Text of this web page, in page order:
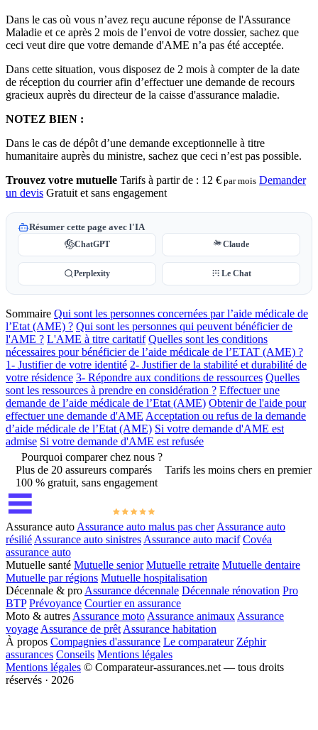
Dans le cas où vous n’avez reçu aucune réponse de l'Assurance
Maladie et ce après 2 mois de l’envoi de votre dossier, sachez que
ceci veut dire que votre demande d'AME n’a pas été acceptée.
Dans cette situation, vous disposez de 2 mois à compter de la date
de réception du courrier afin d’effectuer une demande de recours
gracieux auprès du directeur de la caisse d'assurance maladie.
NOTEZ BIEN :
Dans le cas de dépôt d’une demande exceptionnelle à titre
humanitaire auprès du ministre, sachez que ceci n’est pas possible.
Trouvez votre mutuelle Tarifs à partir de : 12 € par mois Demander
un devis Gratuit et sans engagement
Résumer cette page avec l'IA
ChatGPT Claude
Perplexity Le Chat
Sommaire Qui sont les personnes concernées par l’aide médicale de
l’Etat (AME) ? Qui sont les personnes qui peuvent bénéficier de
l'AME ? L'AME à titre caritatif Quelles sont les conditions
nécessaires pour bénéficier de l’aide médicale de l’ETAT (AME) ?
1- Justifier de votre identité 2- Justifier de la stabilité et durabilité de
votre résidence 3- Répondre aux conditions de ressources Quelles
sont les ressources à prendre en considération ? Effectuer une
demande de l’aide médicale de l’Etat (AME) Obtenir de l'aide pour
effectuer une demande d'AME Acceptation ou refus de la demande
d’aide médicale de l’Etat (AME) Si votre demande d'AME est
admise Si votre demande d'AME est refusée
Pourquoi comparer chez nous ?
Plus de 20 assureurs comparés
Tarifs les moins chers en premier
100 % gratuit, sans engagement
Assurance auto Assurance auto malus pas cher Assurance auto
résilié Assurance auto sinistres Assurance auto macif Covéa
assurance auto
Mutuelle santé Mutuelle senior Mutuelle retraite Mutuelle dentaire
Mutuelle par régions Mutuelle hospitalisation
Décennale & pro Assurance décennale Décennale rénovation Pro
BTP Prévoyance Courtier en assurance
Moto & autres Assurance moto Assurance animaux Assurance
voyage Assurance de prêt Assurance habitation
À propos Compagnies d'assurance Le comparateur Zéphir
assurances Conseils Mentions légales
Mentions légales © Comparateur-assurances.net — tous droits
réservés · 2026